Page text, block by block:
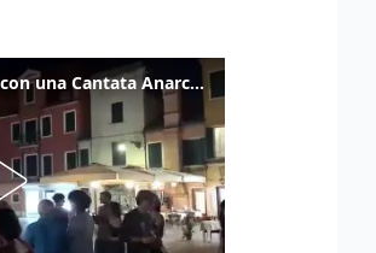
Venezia omaggia Guccini con una Cantata Anarchica in campo Santa Margherita